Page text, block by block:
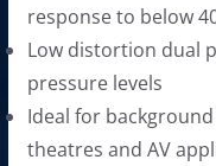
0
0
.
0
0
.
0
0
฿
.
response to below
Low distortion dual
pressure levels
Ideal for
theatres and AV